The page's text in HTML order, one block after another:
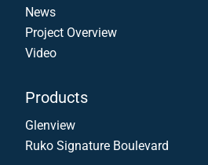
News
Project Overview
Video
Products
Glenview
Ruko Signature Boulevard